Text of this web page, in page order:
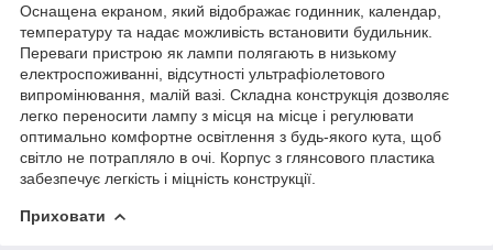
Оснащена екраном, який відображає годинник, календар,
температуру та надає можливість встановити будильник.
Переваги пристрою як лампи полягають в низькому
електроспоживанні, відсутності ультрафіолетового
випромінювання, малій вазі. Складна конструкція дозволяє
легко переносити лампу з місця на місце і регулювати
оптимально комфортне освітлення з будь-якого кута, щоб
світло не потрапляло в очі. Корпус з глянсового пластика
забезпечує легкість і міцність конструкції.
Приховати